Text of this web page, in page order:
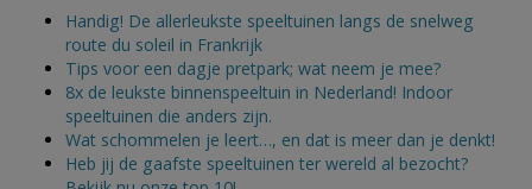
Handig! De allerleukste speeltuinen langs de snelweg
route du soleil in Frankrijk
Tips voor een dagje pretpark; wat neem je mee?
8x de leukste binnenspeeltuin in Nederland! Indoor
speeltuinen die anders zijn.
Wat schommelen je leert…, en dat is meer dan je denkt!
Heb jij de gaafste speeltuinen ter wereld al bezocht?